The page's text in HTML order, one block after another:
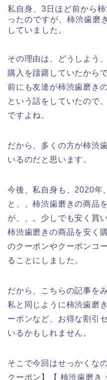
私自身、3日ほど前から
ったのですが、柿渋歯磨
していました。
その理由は、どうしよう
購入を躊躇していたから
前にも友達が柿渋歯磨き
という話をしていたので
ですよね。
だから、多くの方が柿渋
いるのだと思います。
今後、私自身も、2020年
と、、柿渋歯磨きの商品
が、、。少しでも安く買
柿渋歯磨きの商品を安く
のクーポンやクーポンコ
ることにしました。
だから、こちらの記事を
私と同じように柿渋歯磨
ーポンなど、お得な割引
いるかもしれません。
そこで今回はせっかくな
クーポン】【 柿渋歯磨き